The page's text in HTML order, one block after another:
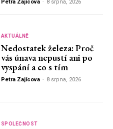
Petra Zajícova - 8 srpna, 2026
AKTUÁLNĚ
Nedostatek železa: Proč
vás únava nepustí ani po
vyspání a co s tím
Petra Zajícova - 8 srpna, 2026
SPOLEČNOST